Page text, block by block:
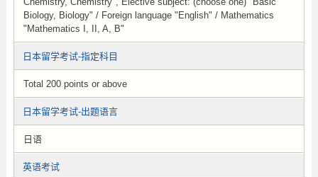
Biology, Biology" / Foreign language "English" / Mathematics
"Mathematics I, II, A, B"
日本留学考试-指定科目
Total 200 points or above
日本留学考试-出题语言
日语
英语考试